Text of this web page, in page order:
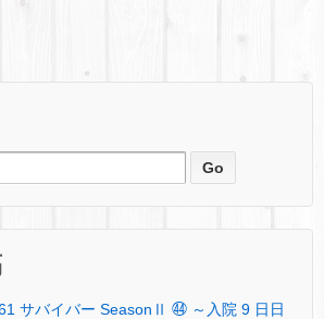
サバイバー SeasonⅡ ㊹ ～入院 9 日日